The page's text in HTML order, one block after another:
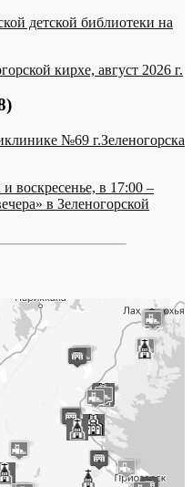
детской библиотеки на
кирхе, август 2026 г.
№69 г.Зеленогорска
воскресенье, в 17:00 –
в Зеленогорской